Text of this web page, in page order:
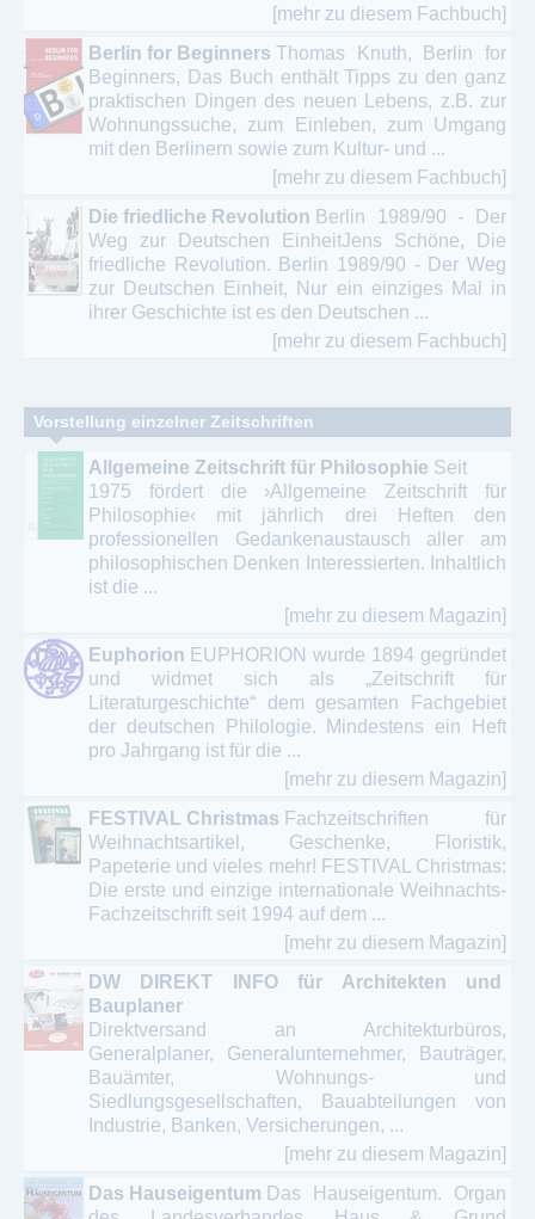
[mehr zu diesem Fachbuch]
Berlin for Beginners Thomas Knuth, Berlin for
Beginners, Das Buch enthält Tipps zu den ganz
praktischen Dingen des neuen Lebens, z.B. zur
Wohnungssuche, zum Einleben, zum Umgang
mit den Berlinern sowie zum Kultur- und ...
[mehr zu diesem Fachbuch]
Die friedliche Revolution Berlin 1989/90 - Der
Weg zur Deutschen EinheitJens Schöne, Die
friedliche Revolution. Berlin 1989/90 - Der Weg
zur Deutschen Einheit, Nur ein einziges Mal in
ihrer Geschichte ist es den Deutschen ...
[mehr zu diesem Fachbuch]
Vorstellung einzelner Zeitschriften
Allgemeine Zeitschrift für Philosophie Seit
1975 fördert die ›Allgemeine Zeitschrift für
Philosophie‹ mit jährlich drei Heften den
professionellen Gedankenaustausch aller am
philosophischen Denken Interessierten. Inhaltlich
ist die ...
[mehr zu diesem Magazin]
Euphorion EUPHORION wurde 1894 gegründet
und widmet sich als „Zeitschrift für
Literaturgeschichte“ dem gesamten Fachgebiet
der deutschen Philologie. Mindestens ein Heft
pro Jahrgang ist für die ...
[mehr zu diesem Magazin]
FESTIVAL Christmas Fachzeitschriften für
Weihnachtsartikel, Geschenke, Floristik,
Papeterie und vieles mehr! FESTIVAL Christmas:
Die erste und einzige internationale Weihnachts-
Fachzeitschrift seit 1994 auf dem ...
[mehr zu diesem Magazin]
DW DIREKT INFO für Architekten und
Bauplaner
Direktversand an Architekturbüros,
Generalplaner, Generalunternehmer, Bauträger,
Bauämter, Wohnungs- und
Siedlungsgesellschaften, Bauabteilungen von
Industrie, Banken, Versicherungen, ...
[mehr zu diesem Magazin]
Das Hauseigentum Das Hauseigentum. Organ